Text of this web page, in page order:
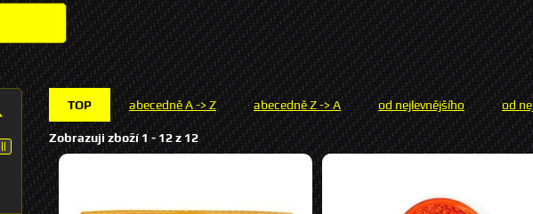
TOP abecedně A -> Z abecedně Z -> A od nejlevnějšího od
Zobrazuji zboží 1 - 12z 12